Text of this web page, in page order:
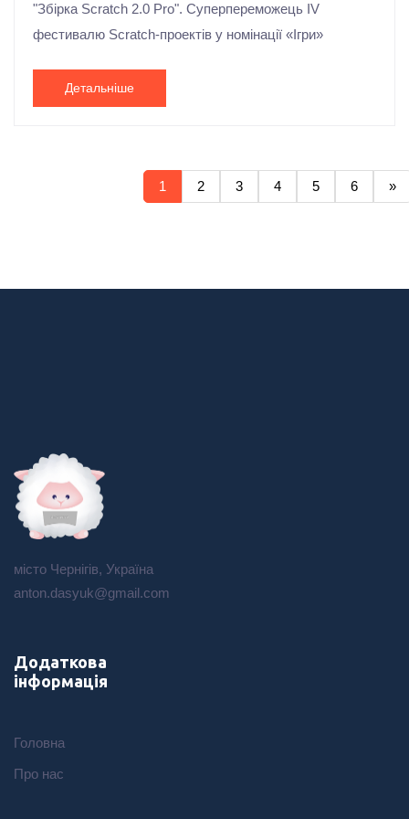
"Збірка Scratch 2.0 Pro". Суперпереможець ІV
фестивалю Scrаtch-проектів у номінації «Ігри»
Детальніше
1 2 3 4 5 6 »
місто Чернігів, Україна
anton.dasyuk@gmail.com
Додаткова
інформація
Головна
Про нас